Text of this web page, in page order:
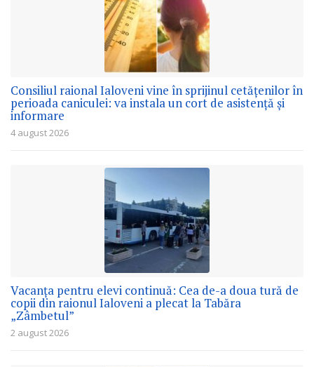
Consiliul raional Ialoveni vine în sprijinul cetățenilor în
perioada caniculei: va instala un cort de asistență și
informare
4 august 2026
Vacanța pentru elevi continuă: Cea de-a doua tură de
copii din raionul Ialoveni a plecat la Tabăra
„Zâmbetul”
2 august 2026